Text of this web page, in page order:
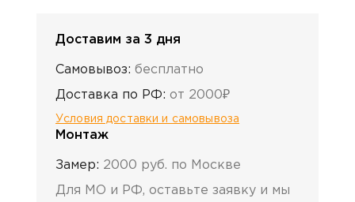
Доставим за 3 дня
Самовывоз: бесплатно
Доставка по РФ: от 2000₽
Условия доставки и самовывоза
Монтаж
Замер: 2000 руб. по Москве
Для МО и РФ, оставьте заявку и мы